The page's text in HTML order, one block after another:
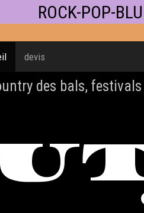
ROCK-POP-
devis
des bals, festivals